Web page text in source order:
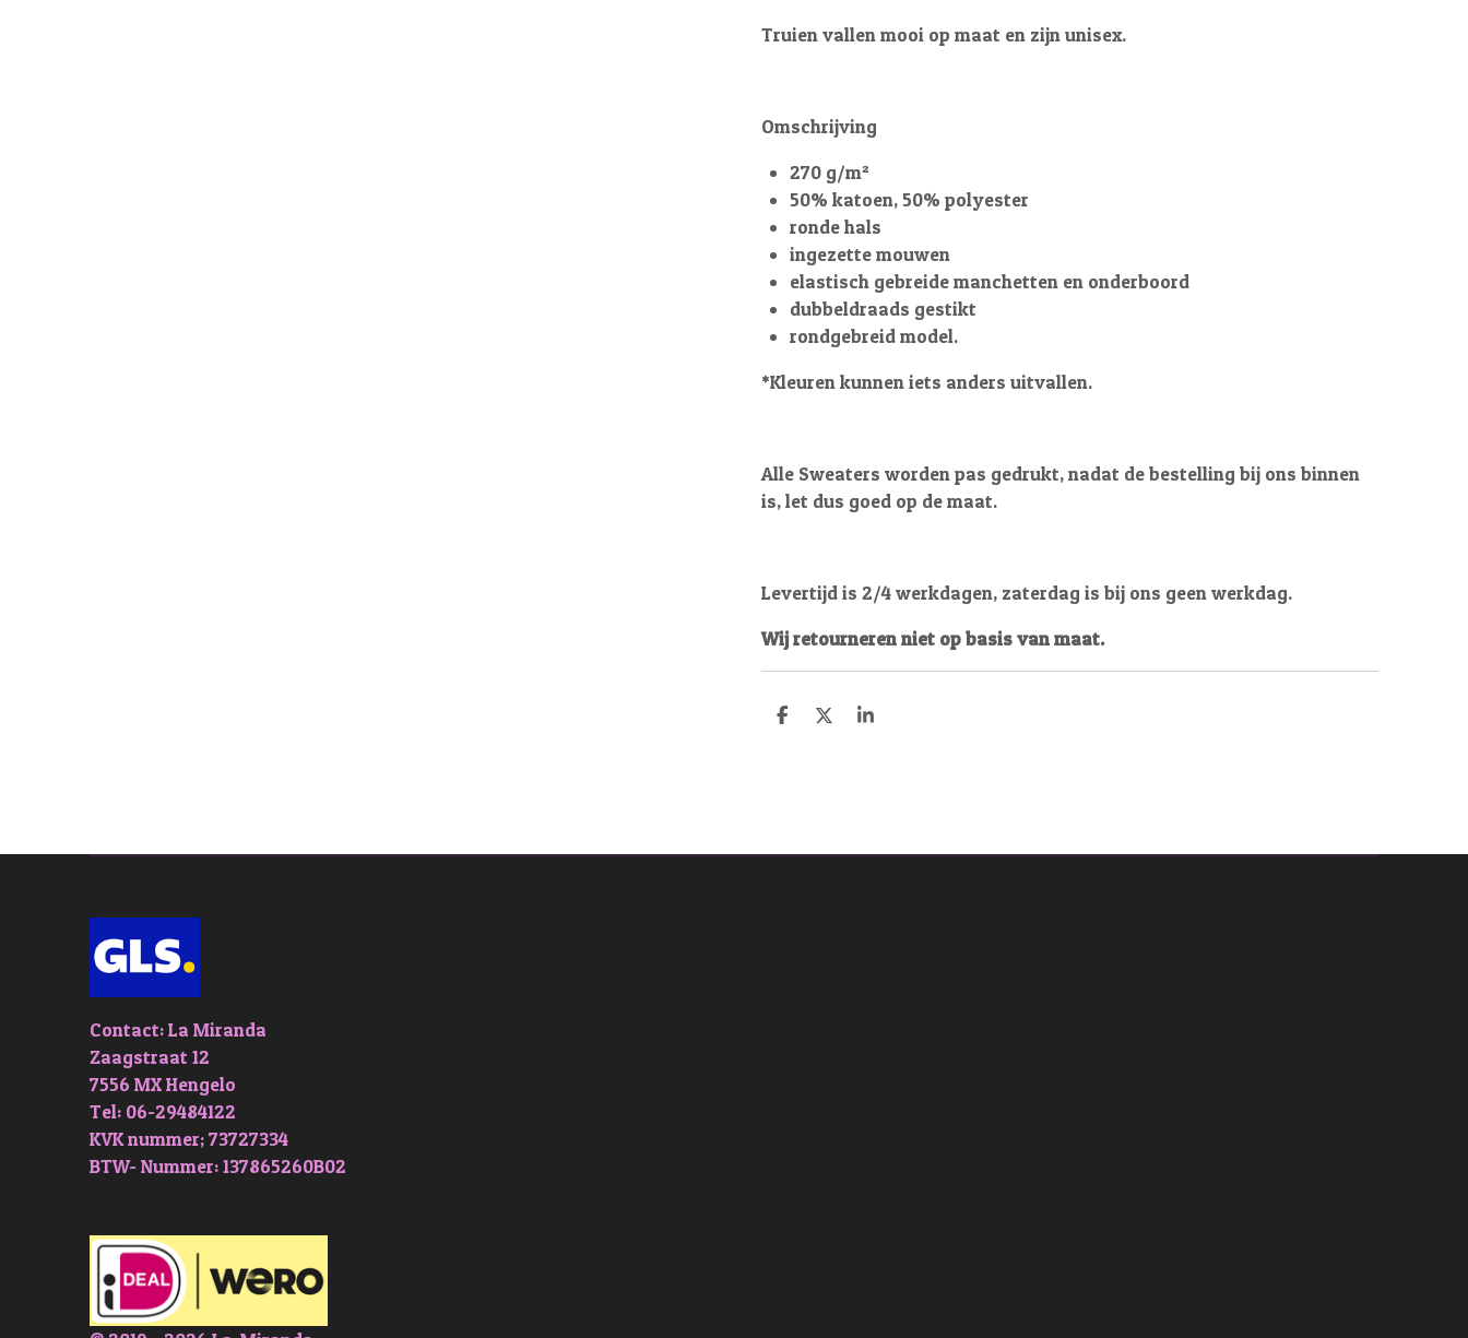
Truien vallen mooi op maat en zijn unisex.
Omschrijving
270 g/m²
50% katoen, 50% polyester
ronde hals
ingezette mouwen
elastisch gebreide manchetten en onderboord
dubbeldraads gestikt
rondgebreid model.
*Kleuren kunnen iets anders uitvallen.
Alle Sweaters worden pas gedrukt, nadat de bestelling bij ons binnen
is, let dus goed op de maat.
Levertijd is 2/4 werkdagen, zaterdag is bij ons geen werkdag.
Wij retourneren niet op basis van maat.
D
D
S
Contact: La Miranda
Zaagstraat 12
7556 MX Hengelo
Tel: 06-29484122
KVK nummer; 73727334
BTW- Nummer: 137865260B02